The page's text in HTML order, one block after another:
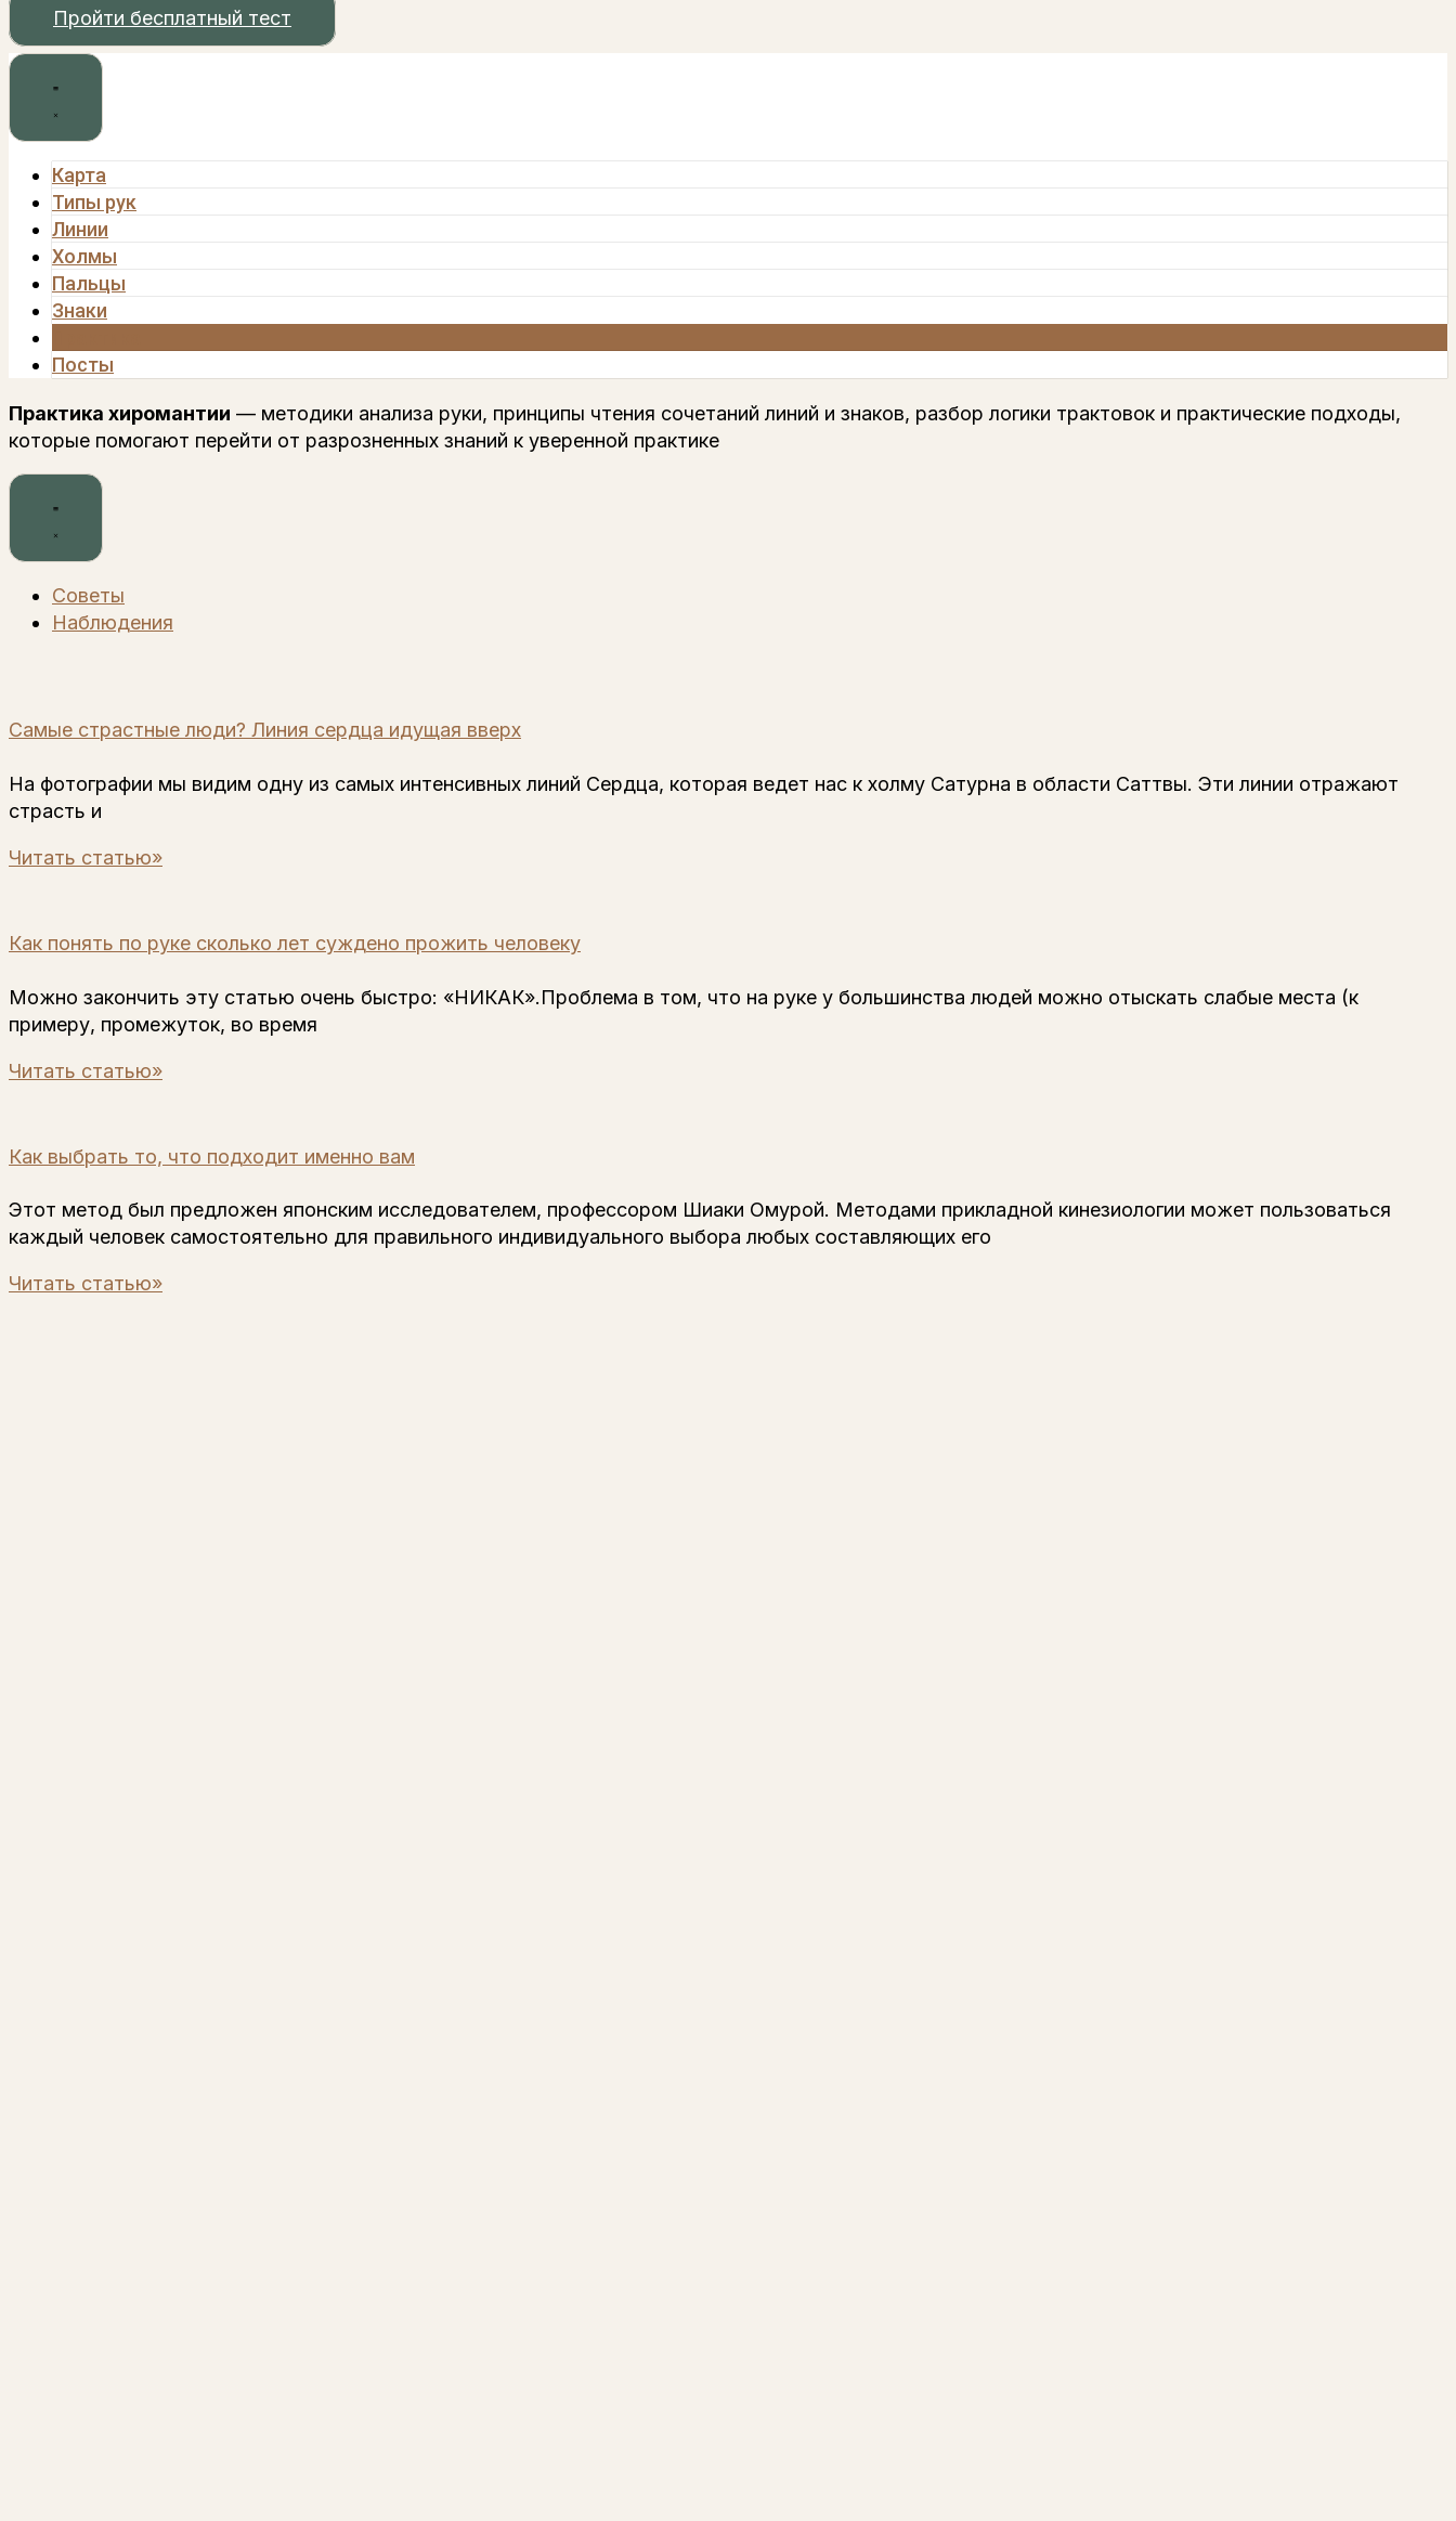
Пройти бесплатный тест
Карта
Типы рук
Линии
Холмы
Пальцы
Знаки
Посты
Практика хиромантии — методики анализа руки, принципы чтения сочетаний линий и знаков, разбор логики трактовок и практические подходы,
которые помогают перейти от разрозненных знаний к уверенной практике
Советы
Наблюдения
Самые страстные люди? Линия сердца идущая вверх
На фотографии мы видим одну из самых интенсивных линий Сердца, которая ведет нас к холму Сатурна в области Саттвы. Эти линии отражают
страсть и
Читать статью»
Как понять по руке сколько лет суждено прожить человеку
Можно закончить эту статью очень быстро: «НИКАК».Проблема в том, что на руке у большинства людей можно отыскать слабые места (к
примеру, промежуток, во время
Читать статью»
Как выбрать то, что подходит именно вам
Этот метод был предложен японским исследователем, профессором Шиаки Омурой. Методами прикладной кинезиологии может пользоваться
каждый человек самостоятельно для правильного индивидуального выбора любых составляющих его
Читать статью»